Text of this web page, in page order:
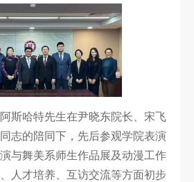
斯哈特先生在尹晓东院长、宋飞
志的陪同下，先后参观学院表演
与舞美系师生作品展及动漫工作
人才培养、互访交流等方面初步